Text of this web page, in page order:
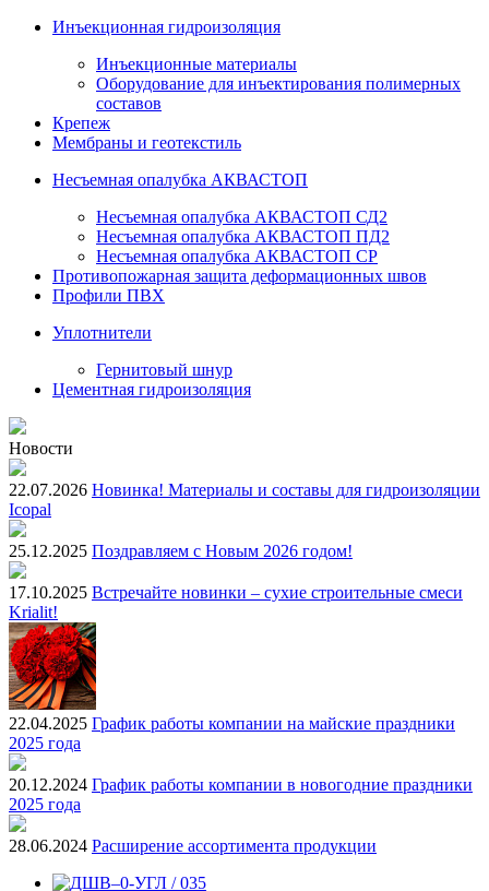
Инъекционная гидроизоляция
Инъекционные материалы
Оборудование для инъектирования полимерных
составов
Крепеж
Мембраны и геотекстиль
Несъемная опалубка АКВАСТОП
Несъемная опалубка АКВАСТОП СД2
Несъемная опалубка АКВАСТОП ПД2
Несъемная опалубка АКВАСТОП СР
Противопожарная защита деформационных швов
Профили ПВХ
Уплотнители
Гернитовый шнур
Цементная гидроизоляция
Новости
22.07.2026 Новинка! Материалы и составы для гидроизоляции
Icopal
25.12.2025 Поздравляем с Новым 2026 годом!
17.10.2025 Встречайте новинки – сухие строительные смеси
Krialit!
22.04.2025 График работы компании на майские праздники
2025 года
20.12.2024 График работы компании в новогодние праздники
2025 года
28.06.2024 Расширение ассортимента продукции